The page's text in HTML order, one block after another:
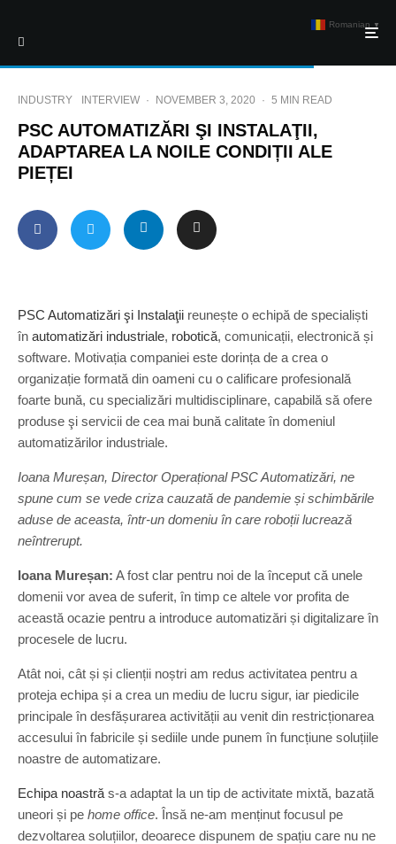
INDUSTRY INTERVIEW · NOVEMBER 3, 2020 · 5 MIN READ
PSC AUTOMATIZĂRI ŞI INSTALAŢII,
ADAPTAREA LA NOILE CONDIȚII ALE
PIEȚEI
PSC Automatizări şi Instalaţii reunește o echipă de specialiști
în automatizări industriale, robotică, comunicații, electronică și
software. Motivația companiei este dorința de a crea o
organizație formată din oameni cu o calificare profesională
foarte bună, cu specializări multidisciplinare, capabilă să ofere
produse şi servicii de cea mai bună calitate în domeniul
automatizărilor industriale.
Ioana Mureșan, Director Operațional PSC Automatizări, ne
spune cum se vede criza cauzată de pandemie și schimbările
aduse de aceasta, într-un domeniu în care roboții lucrează
neîntrerupt.
Ioana Mureșan: A fost clar pentru noi de la început că unele
domenii vor avea de suferit, în timp ce altele vor profita de
această ocazie pentru a introduce automatizări și digitalizare în
procesele de lucru.
Atât noi, cât și și clienții noștri am redus activitatea pentru a
proteja echipa și a crea un mediu de lucru sigur, iar piedicile
principale în desfășurarea activității au venit din restricționarea
accesului în fabricile și sediile unde punem în funcțiune soluțiile
noastre de automatizare.
Echipa noastră s-a adaptat la un tip de activitate mixtă, bazată
uneori și pe home office. Însă ne-am menținut focusul pe
dezvoltarea soluțiilor, deoarece dispunem de spațiu care nu ne
Romanian ▼